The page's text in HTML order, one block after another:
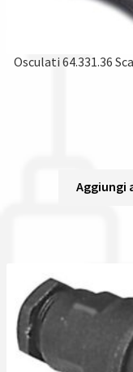
Osculati 64.331.36
Aggiungi